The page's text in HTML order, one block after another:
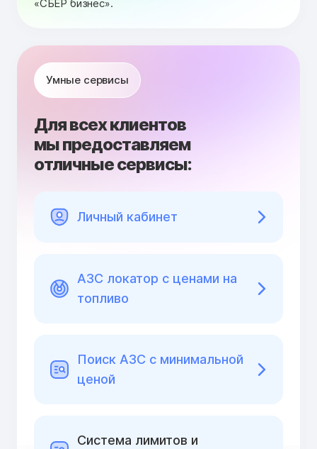
«СБЕР бизнес».
Умные сервисы
Для всех клиентов
мы предоставляем
отличные сервисы:
Личный кабинет
АЗС локатор с ценами на
топливо
Поиск АЗС с минимальной
ценой
Cистема лимитов и